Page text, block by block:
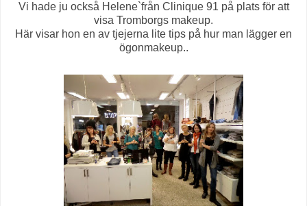
Vi hade ju också Helene`från Clinique 91 på plats för att
visa Tromborgs makeup.
Här visar hon en av tjejerna lite tips på hur man lägger en
ögonmakeup..